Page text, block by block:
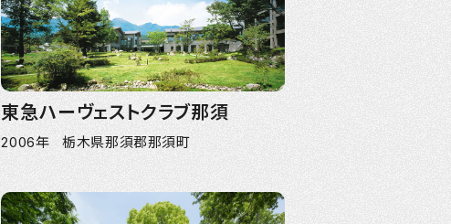
東急ハーヴェストクラブ那須
2006年 栃木県那須郡那須町